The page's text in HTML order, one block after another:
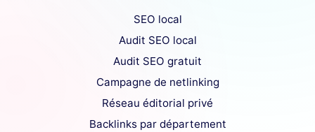
SEO local
Audit SEO local
Audit SEO gratuit
Campagne de netlinking
Réseau éditorial privé
Backlinks par département